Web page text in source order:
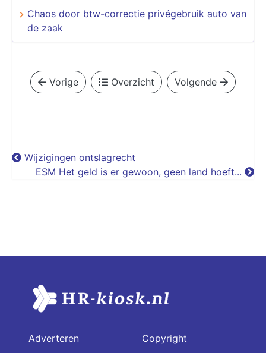
Chaos door btw-correctie privégebruik auto van
de zaak
Vorige Overzicht Volgende
Wijzigingen ontslagrecht
ESM Het geld is er gewoon, geen land hoeft...
Adverteren
Copyright